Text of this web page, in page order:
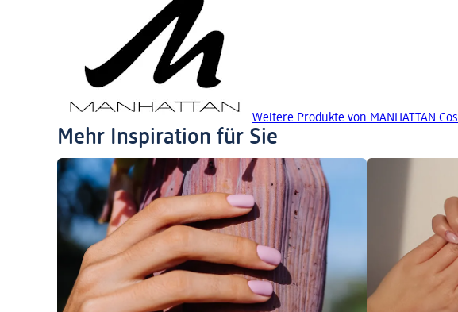
Weitere Produkte von MANHATTAN
Mehr Inspiration für Sie